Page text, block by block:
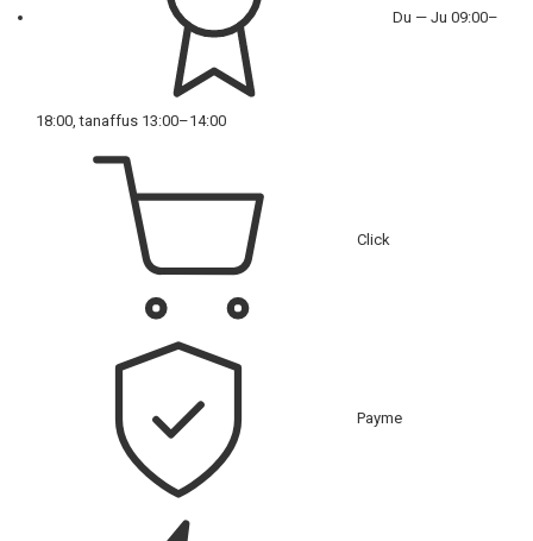
Du — Ju 09:00–
18:00, tanaffus 13:00–14:00
Click
Payme